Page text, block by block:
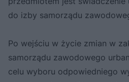
do izby samorządu
Po wejściu w życie zmian w
samorządu zawodowego
celu wyboru odpowiedniego